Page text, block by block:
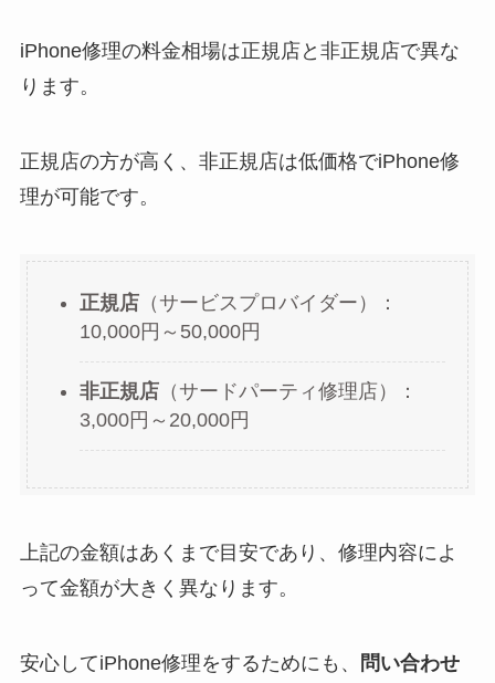
iPhone修理の料金相場は正規店と非正規店で異な
ります。
正規店の方が高く、非正規店は低価格でiPhone修
理が可能です。
正規店（サービスプロバイダー）：
10,000円～50,000円
非正規店（サードパーティ修理店）：
3,000円～20,000円
上記の金額はあくまで目安であり、修理内容によ
って金額が大きく異なります。
安心してiPhone修理をするためにも、
問い合わせ